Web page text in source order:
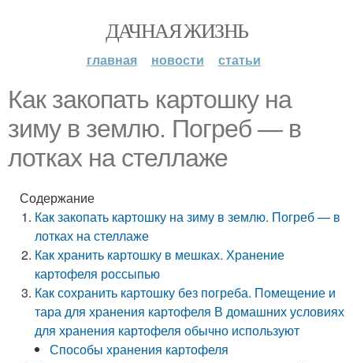
ДАЧНАЯ ЖИЗНЬ
главная новости статьи
Как закопать картошку на
зиму в землю. Погреб — в
лотках на стеллаже
Содержание
Как закопать картошку на зиму в землю. Погреб — в
лотках на стеллаже
Как хранить картошку в мешках. Хранение
картофеля россыпью
Как сохранить картошку без погреба. Помещение и
тара для хранения картофеля В домашних условиях
для хранения картофеля обычно используют
Способы хранения картофеля